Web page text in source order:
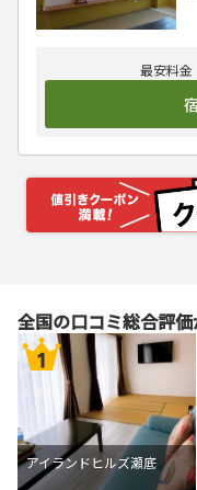
全国の口コミ総合評
アイランドヒルズ瀬底